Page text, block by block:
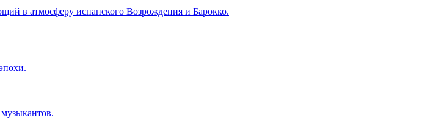
в атмосферу испанского Возрождения и Барокко.